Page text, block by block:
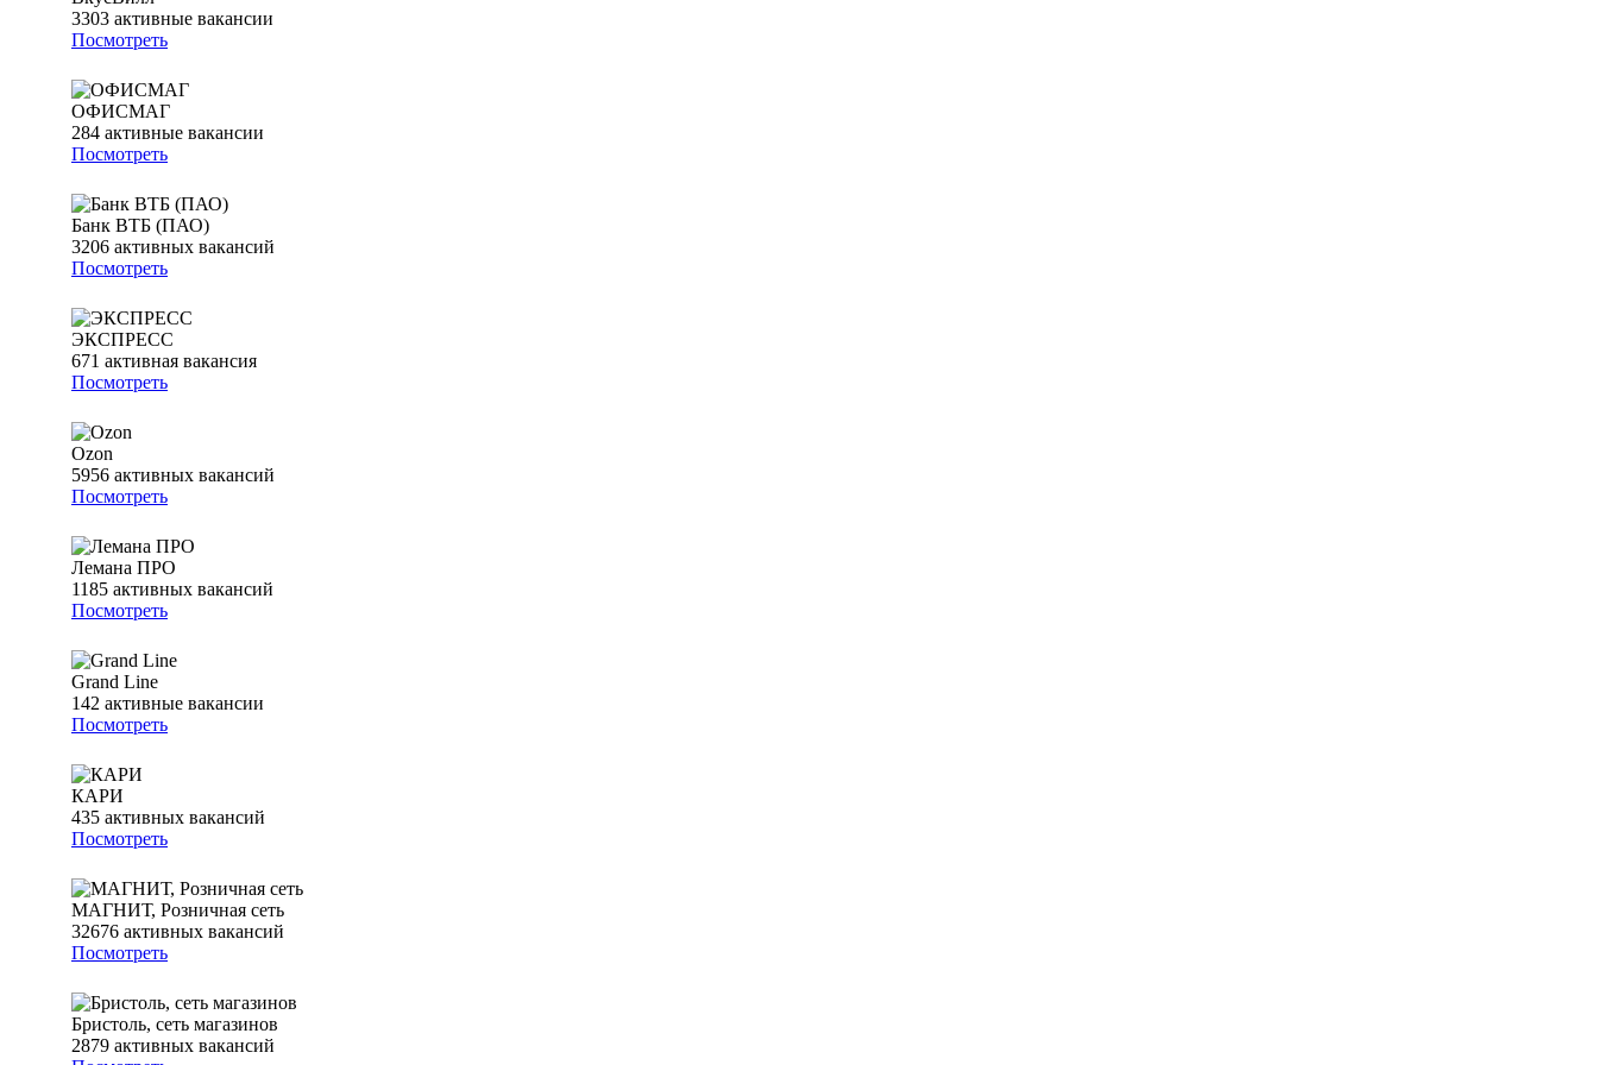
3303 активные вакансии
Посмотреть
ОФИСМАГ
284 активные вакансии
Посмотреть
Банк ВТБ (ПАО)
3206 активных вакансий
Посмотреть
ЭКСПРЕСС
671 активная вакансия
Посмотреть
Ozon
5956 активных вакансий
Посмотреть
Лемана ПРО
1185 активных вакансий
Посмотреть
Grand Line
142 активные вакансии
Посмотреть
КАРИ
435 активных вакансий
Посмотреть
МАГНИТ, Розничная сеть
32676 активных вакансий
Посмотреть
Бристоль, сеть магазинов
2879 активных вакансий